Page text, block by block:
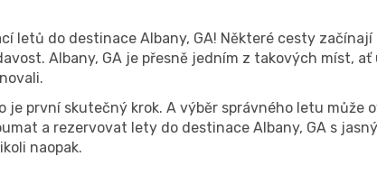
letů do destinace Albany, GA! Některé cesty
Albany, GA je přesně jedním z takových míst,
je první skutečný krok. A výběr správného letu může
a rezervovat lety do destinace Albany, GA s
naopak.